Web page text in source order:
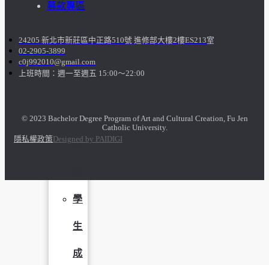
社
會
責
USR
專
學
生
成
募款專區
24205 新北市新莊區中正路510號 進修部大樓2樓ES213室
02-2905-3899
c0j992010@gmail.com
上班時間：週一至週五 15:00～22:00
© 2023 Bachelor Degree Program of Art and Cultural Creation, Fu Jen
Catholic University.
隱私權政策 Designed by PAIDIGI